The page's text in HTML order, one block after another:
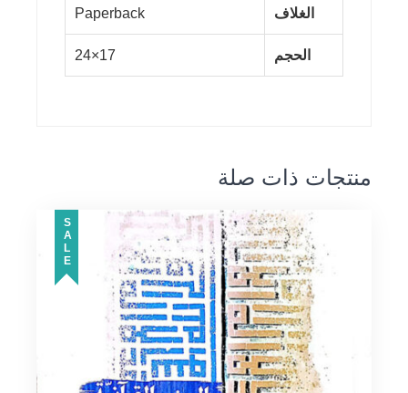
الغلاف Paperback
الحجم 17×24
منتجات ذات صلة
SALE